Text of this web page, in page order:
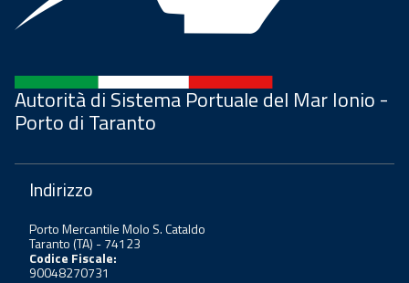
Autorità di Sistema Portuale del Mar Ionio -
Porto di Taranto
Indirizzo
Porto Mercantile Molo S. Cataldo
Taranto (TA) - 74123
Codice Fiscale:
90048270731